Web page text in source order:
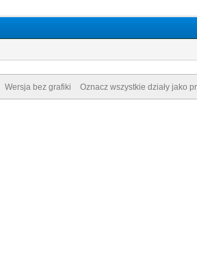
Wersja bez grafiki Oznacz wszystkie działy jako